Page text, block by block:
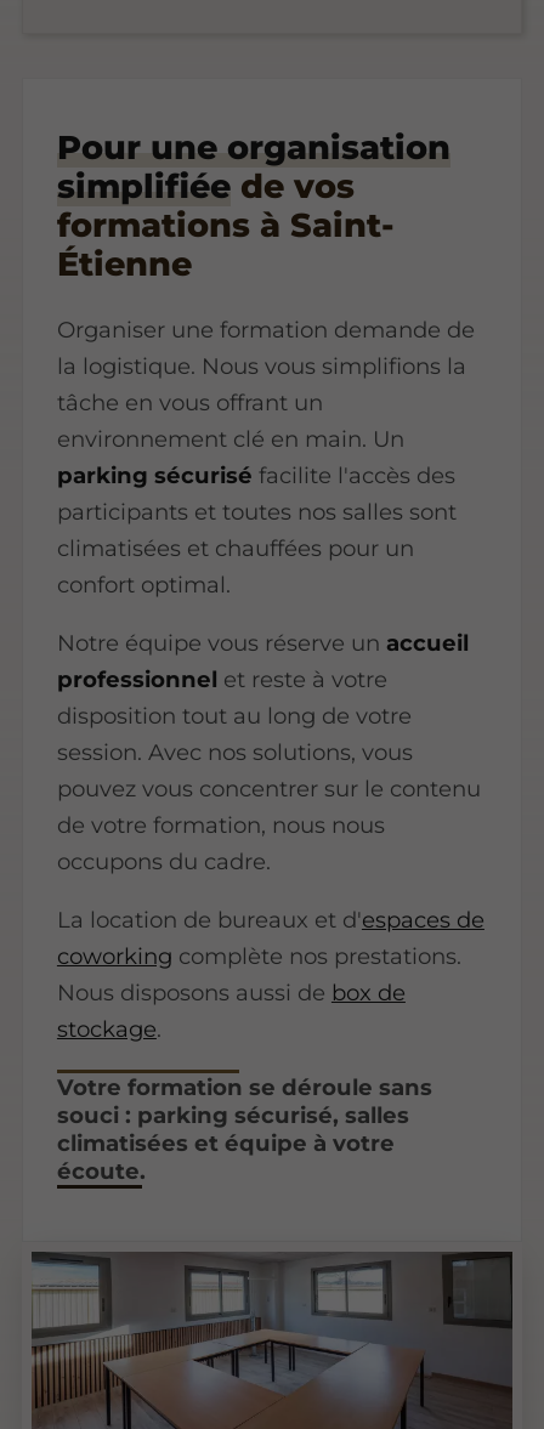
Pour une organisation
simplifiéede vos
formations à Saint-
Étienne
Organiser une formation demande de
la logistique. Nous vous simplifions la
tâche en vous offrant un
environnement clé en main. Un
parking sécurisé facilite l'accès des
participants et toutes nos salles sont
climatisées et chauffées pour un
confort optimal.
Notre équipe vous réserve un accueil
professionnel et reste à votre
disposition tout au long de votre
session. Avec nos solutions, vous
pouvez vous concentrer sur le contenu
de votre formation, nous nous
occupons du cadre.
La location de bureaux et d'espaces de
coworking complète nos prestations.
Nous disposons aussi de box de
stockage.
Votre formation se déroule sans
souci : parking sécurisé, salles
climatisées et équipe à votre
écoute.